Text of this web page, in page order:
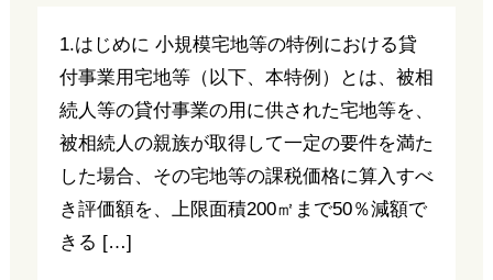
1.はじめに 小規模宅地等の特例における貸
付事業用宅地等（以下、本特例）とは、被相
続人等の貸付事業の用に供された宅地等を、
被相続人の親族が取得して一定の要件を満た
した場合、その宅地等の課税価格に算入すべ
き評価額を、上限面積200㎡まで50％減額で
きる […]